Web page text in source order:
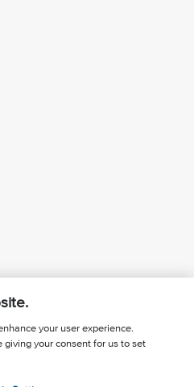
Suscríbase al boletín
your user experience.
giving your consent for us to set